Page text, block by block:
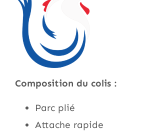
Composition du colis :
Parc plié
Attache rapide